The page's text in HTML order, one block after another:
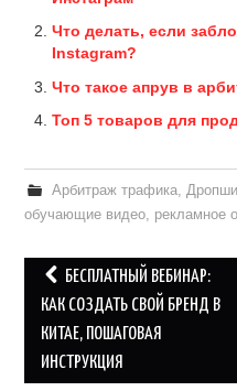
Что делать, если
Instagram?
Что такое апрув в
Топ 5 товаров для
Арбитраж трафика,
обучающие видео, рекламное
Post
navigation
БЕСПЛАТНЫЙ ВЕБИНАР:
КАК СОЗДАТЬ СВОЙ БРЕНД В
КИТАЕ, ПОШАГОВАЯ
ИНСТРУКЦИЯ